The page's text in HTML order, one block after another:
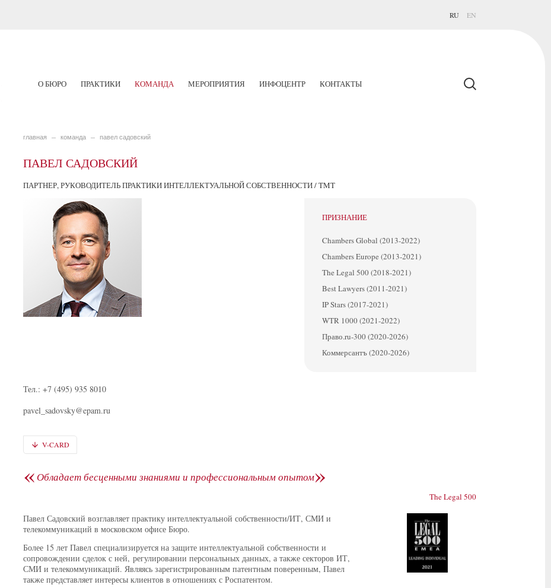
RU EN
О БЮРО ПРАКТИКИ КОМАНДА МЕРОПРИЯТИЯ ИНФОЦЕНТР КОНТАКТЫ
главная команда павел садовский
ПАВЕЛ САДОВСКИЙ
ПАРТНЕР, РУКОВОДИТЕЛЬ ПРАКТИКИ ИНТЕЛЛЕКТУАЛЬНОЙ СОБСТВЕННОСТИ / TMT
Тел.: +7 (495) 935 8010
pavel_sadovsky@epam.ru
V-CARD
ПРИЗНАНИЕ
Chambers Global (2013-2022)
Chambers Europe (2013-2021)
The Legal 500 (2018-2021)
Best Lawyers (2011-2021)
IP Stars (2017-2021)
WTR 1000 (2021-2022)
Право.ru-300 (2020-2026)
Коммерсантъ (2020-2026)
«Обладает бесценными знаниями и профессиональным опытом»
The Legal 500
Павел Садовский возглавляет практику интеллектуальной собственности/ИТ, СМИ и
телекоммуникаций в московском офисе Бюро.
Более 15 лет Павел специализируется на защите интеллектуальной собственности и
сопровождении сделок с ней, регулировании персональных данных, а также секторов ИТ,
СМИ и телекоммуникаций. Являясь зарегистрированным патентным поверенным, Павел
также представляет интересы клиентов в отношениях с Роспатентом.